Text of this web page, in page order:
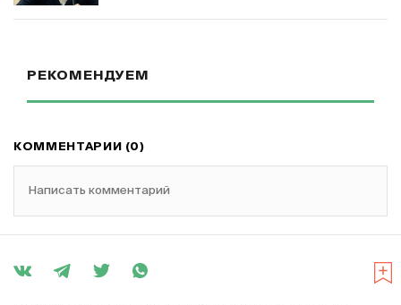
РЕКОМЕНДУЕМ
КОММЕНТАРИИ (0)
Написать комментарий